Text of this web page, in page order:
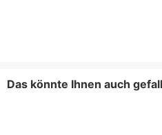
Das könnte Ihnen auch